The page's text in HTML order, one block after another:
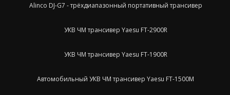
Alinco DJ-G7 - трёхдиапазонный портативный трансивер
УКВ ЧМ трансивер Yaesu FT-2900R
УКВ ЧМ трансивер Yaesu FT-1900R
Автомобильный УКВ ЧМ трансивер Yaesu FT-1500M